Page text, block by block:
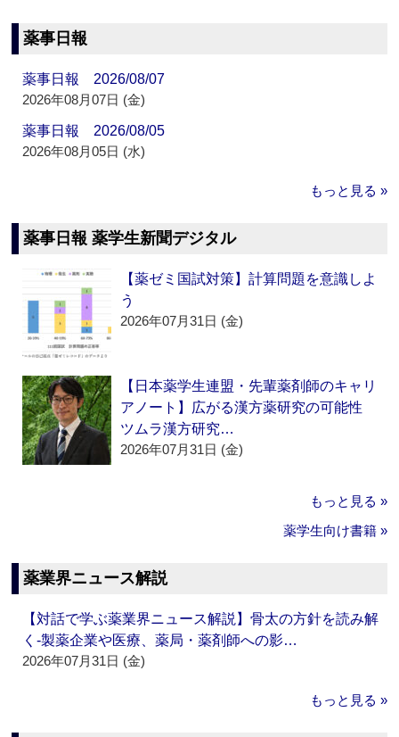
薬事日報
薬事日報 2026/08/07
2026年08月07日 (金)
薬事日報 2026/08/05
2026年08月05日 (水)
もっと見る »
薬事日報 薬学生新聞デジタル
【薬ゼミ国試対策】計算問題を意識しよ
う
2026年07月31日 (金)
【日本薬学生連盟・先輩薬剤師のキャリ
アノート】広がる漢方薬研究の可能性
ツムラ漢方研究…
2026年07月31日 (金)
もっと見る »
薬学生向け書籍 »
薬業界ニュース解説
【対話で学ぶ薬業界ニュース解説】骨太の方針を読み解
く‐製薬企業や医療、薬局・薬剤師への影…
2026年07月31日 (金)
もっと見る »